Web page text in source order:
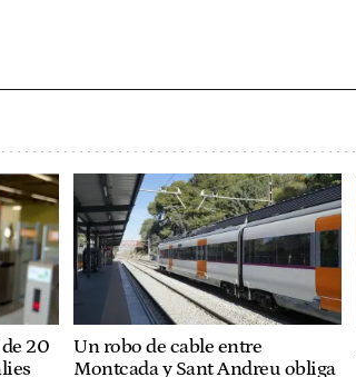
20
Un robo de cable entre
Montcada y Sant Andreu obliga